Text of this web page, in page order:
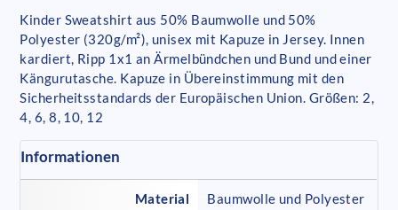
Kinder Sweatshirt aus 50% Baumwolle und 50%
Polyester (320g/m²), unisex mit Kapuze in Jersey. Innen
kardiert, Ripp 1x1 an Ärmelbündchen und Bund und einer
Kängurutasche. Kapuze in Übereinstimmung mit den
Sicherheitsstandards der Europäischen Union. Größen: 2,
4, 6, 8, 10, 12
Informationen
Material Baumwolle und Polyester